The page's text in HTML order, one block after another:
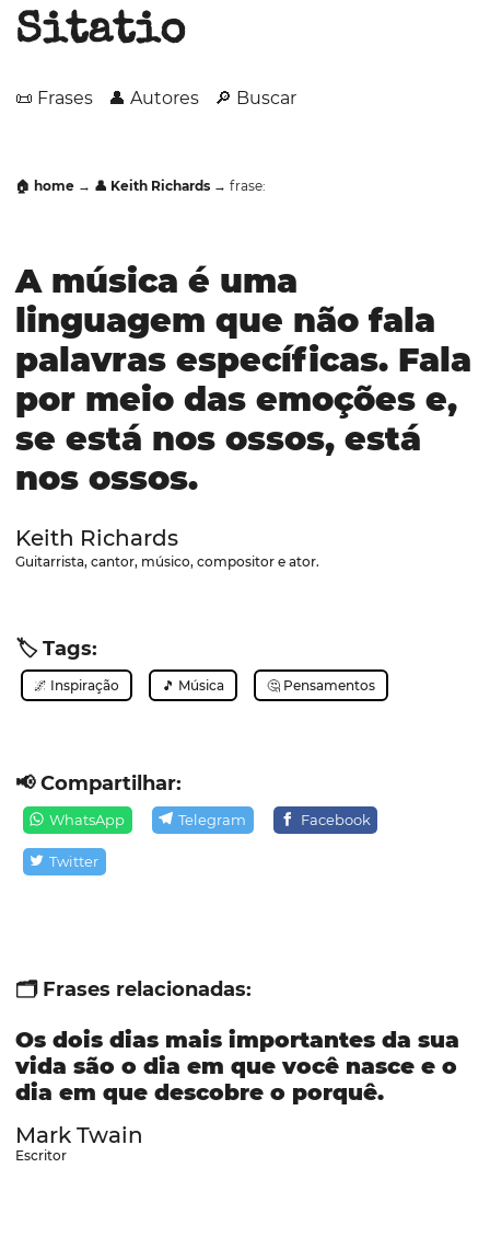
Sitatio
📜 Frases 👤 Autores 🔎 Buscar
🏠 home → 👤 Keith Richards → frase:
A música é uma
linguagem que não fala
palavras específicas. Fala
por meio das emoções e,
se está nos ossos, está
nos ossos.
Keith Richards
Guitarrista, cantor, músico, compositor e ator.
🏷️ Tags:
🌌 Inspiração 🎵 Música 🤔 Pensamentos
📢 Compartilhar:
WhatsApp Telegram Facebook
Twitter
🗂️ Frases relacionadas:
Os dois dias mais importantes da sua
vida são o dia em que você nasce e o
dia em que descobre o porquê.
Mark Twain
Escritor